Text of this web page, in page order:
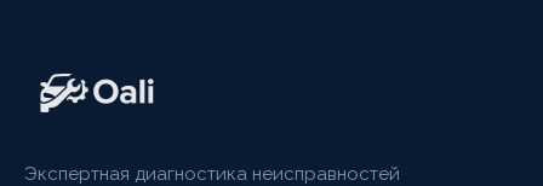
Экспертная диагностика неисправностей